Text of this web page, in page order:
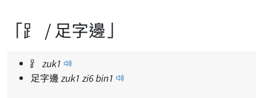
「⻊ / 足字邊」
⻊ zuk1
足字邊zuk1 zi6bin1